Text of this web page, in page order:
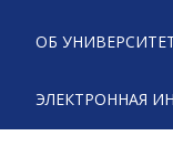
ОБ
ЭЛЕКТРОННАЯ